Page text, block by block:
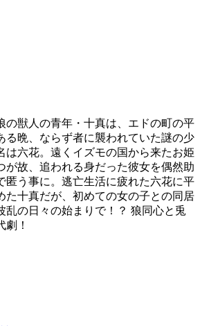
の獣人の青年・十真は、エドの町の平
る晩、ならず者に襲われていた謎の少
は六花。遠くイズモの国から来たお姫
が故、追われる身だった彼女を偶然助
匿う事に。逃亡生活に疲れた六花に平
た十真だが、初めての女の子との同居
乱の日々の始まりで！？ 狼同心と兎
！